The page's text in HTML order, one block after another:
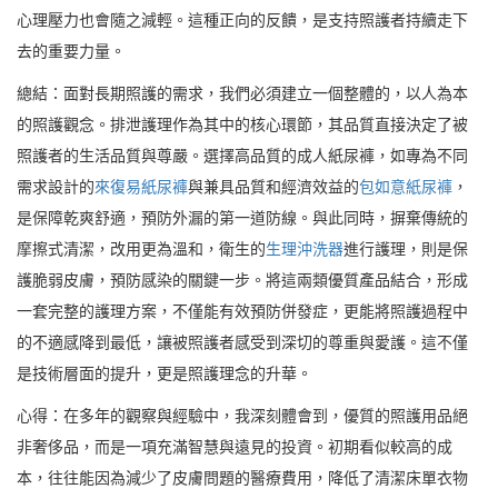
心理壓力也會隨之減輕。這種正向的反饋，是支持照護者持續走下
去的重要力量。
總結：面對長期照護的需求，我們必須建立一個整體的，以人為本
的照護觀念。排泄護理作為其中的核心環節，其品質直接決定了被
照護者的生活品質與尊嚴。選擇高品質的成人紙尿褲，如專為不同
需求設計的來復易紙尿褲與兼具品質和經濟效益的包如意紙尿褲 ，
是保障乾爽舒適，預防外漏的第一道防線。與此同時，摒棄傳統的
摩擦式清潔，改用更為溫和，衛生的生理沖洗器進行護理，則是保
護脆弱皮膚，預防感染的關鍵一步。將這兩類優質產品結合，形成
一套完整的護理方案，不僅能有效預防併發症，更能將照護過程中
的不適感降到最低，讓被照護者感受到深切的尊重與愛護。這不僅
是技術層面的提升，更是照護理念的升華。
心得：在多年的觀察與經驗中，我深刻體會到，優質的照護用品絕
非奢侈品，而是一項充滿智慧與遠見的投資。初期看似較高的成
本，往往能因為減少了皮膚問題的醫療費用，降低了清潔床單衣物